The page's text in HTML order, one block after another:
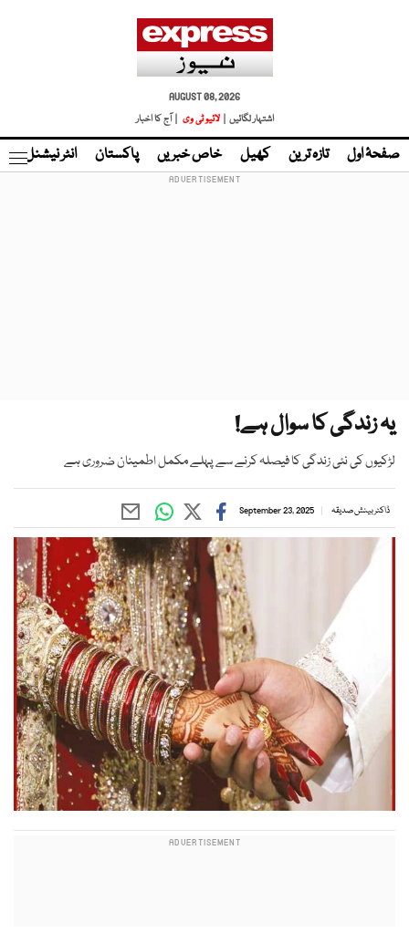
AUGUST 08, 2026
اشتہار لگائیں |
لائیو ٹی وی | آج کا اخبار
صفحۂ اول تازہ ترین کھیل خاص خبریں پاکستان انٹر نیشنل
یہ زندگی کا سوال ہے!
لڑکیوں کی نئی زندگی کا فیصلہ کرنے سے پہلے مکمل اطمینان ضروری ہے
ڈاکٹر بینش صدیقہ September 23, 2025